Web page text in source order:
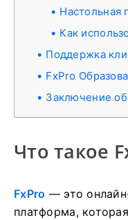
Настольная
Как
Поддержка
FxPro
Заключение
Что такое
FxPro — это
платформа,